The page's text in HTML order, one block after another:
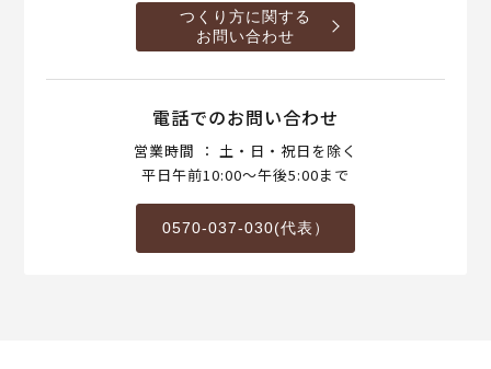
つくり方に関する
お問い合わせ
電話でのお問い合わせ
営業時間 ： 土・日・祝日を除く
平日午前10:00～午後5:00まで
0570-037-030(代表）